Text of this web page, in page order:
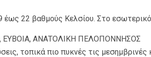
έως 22 βαθμούς Κελσίου. Στο
ΕΥΒΟΙΑ, ΑΝΑΤΟΛΙΚΗ ΠΕΛΟΠΟΝΝΗΣΟΣ
τοπικά πιο πυκνές τις